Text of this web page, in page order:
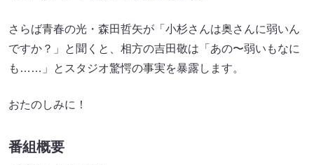
さらば青春の光・森田哲矢が「小杉さんは奥さんに弱いん
ですか？」と聞くと、相方の吉田敬は「あの〜弱いもなに
も……」とスタジオ驚愕の事実を暴露します。
おたのしみに！
番組概要